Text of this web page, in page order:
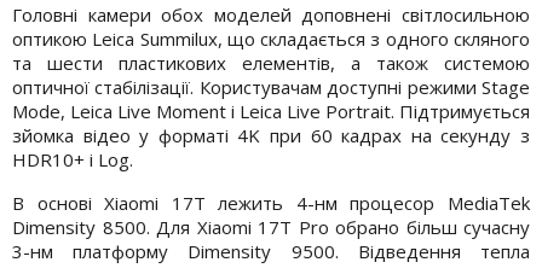
Головні камери обох моделей доповнені світлосильною
оптикою Leica Summilux, що складається з одного скляного
та шести пластикових елементів, а також системою
оптичної стабілізації. Користувачам доступні режими Stage
Mode, Leica Live Moment і Leica Live Portrait. Підтримується
зйомка відео у форматі 4K при 60 кадрах на секунду з
HDR10+ і Log.
В основі Xiaomi 17T лежить 4-нм процесор MediaTek
Dimensity 8500. Для Xiaomi 17T Pro обрано більш сучасну
3-нм платформу Dimensity 9500. Відведення тепла